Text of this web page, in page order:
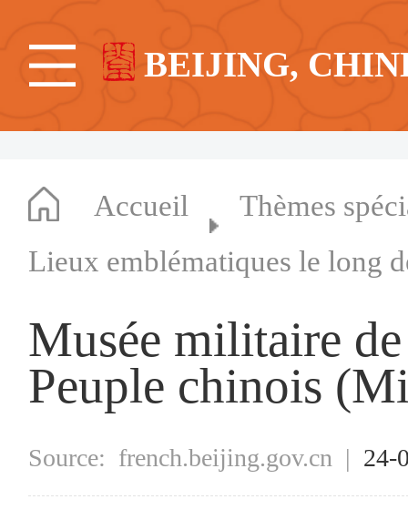
BEIJING,
Accueil
Thèmes
Lieux emblématiques le long
Musée militaire
Peuple chinois
Source: french.beijing.gov.cn | 24-